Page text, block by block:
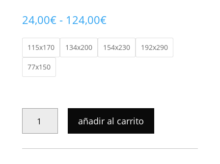
24,00€ - 124,00€Rango
precios:
desde
115x170 134x200 154x230 192x290
77x150
ÉTNICA
KILIS
MULTI
añadir al carrito